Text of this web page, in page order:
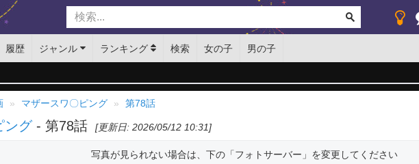
履歴 ジャンル ランキング 検索 女の子 男の子
マザースワ〇ピング 第78話
ング - 第78話 [更新日: 2026/05/12 10:31]
写真が見られない場合は、下の「フォトサーバー」を変更してください